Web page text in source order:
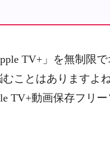
カム）
ーダー
TV+」を無制限
ことはありますよ
TV+動画保存フリ